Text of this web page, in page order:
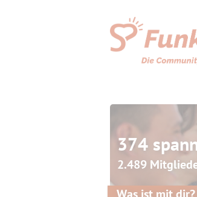
374
2.489